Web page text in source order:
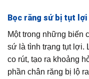
Bọc răng sứ bị tụt lợi
Một trong những biến
sứ là tình trạng tụt lợi.
co rút, tạo ra khoảng
phần chân răng bị lộ